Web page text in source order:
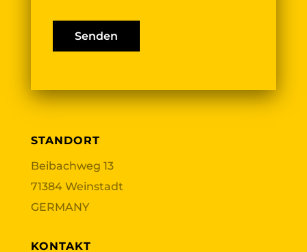
STANDORT
Beibachweg 13
71384 Weinstadt
GERMANY
KONTAKT